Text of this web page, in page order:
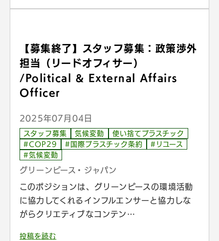
【募集終了】スタッフ募集：政策渉外
担当（リードオフィサー）
/Political & External Affairs
Officer
2025年07月04日
スタッフ募集 気候変動
使い捨てプラスチック
#COP29
#国際プラスチック条約
#リユース
#気候変動
グリーンピース・ジャパン
このポジションは、グリーンピースの環境活動
に協力してくれるインフルエンサーと協力しな
がらクリエティブなコンテン…
投稿を読む